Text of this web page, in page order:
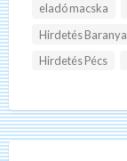
eladó macska
Hirdetés
Hirdetés Pécs